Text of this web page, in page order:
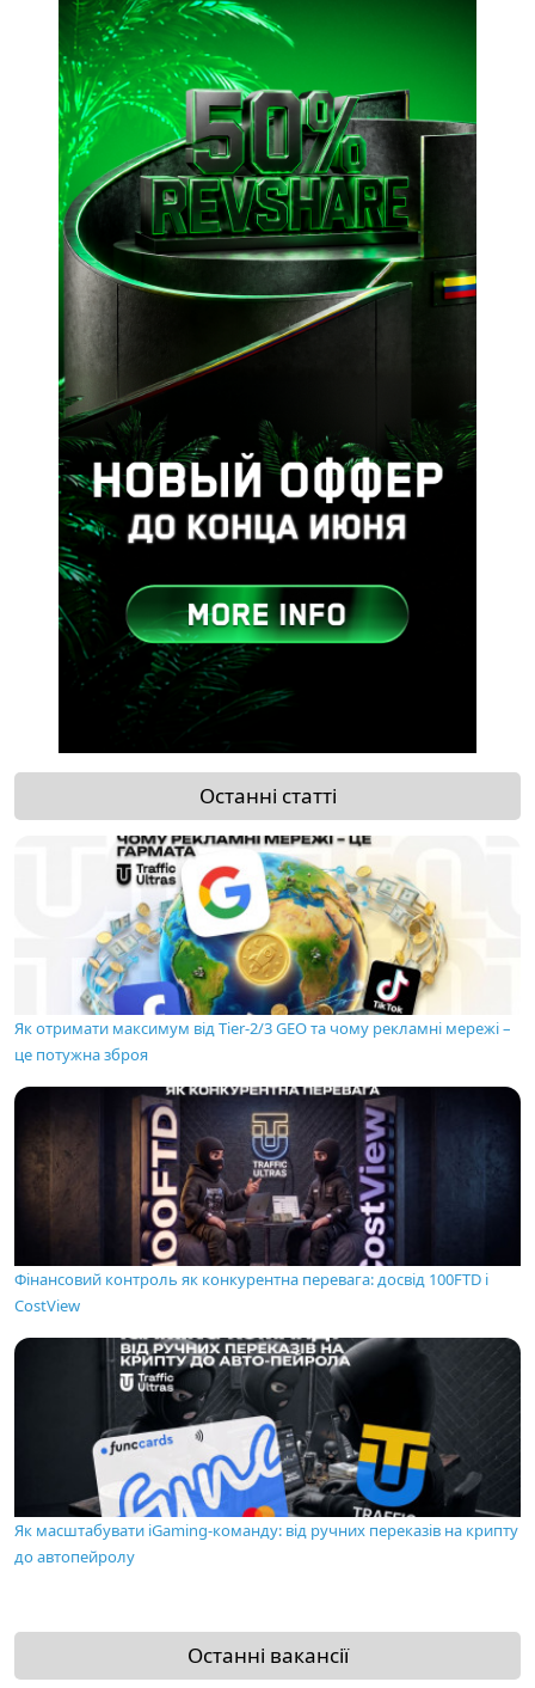
Останні статті
Як отримати максимум від Tier-2/3 GEO та чому рекламні мережі –
це потужна зброя
Фінансовий контроль як конкурентна перевага: досвід 100FTD і
CostView
Як масштабувати iGaming-команду: від ручних переказів на крипту
до автопейролу
Останні вакансії